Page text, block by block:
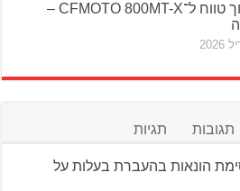
מבחן ארוך טווח ל־CFMOTO 800MT-X –
תגובות תגיות
הונאות בהעברת בעלות על